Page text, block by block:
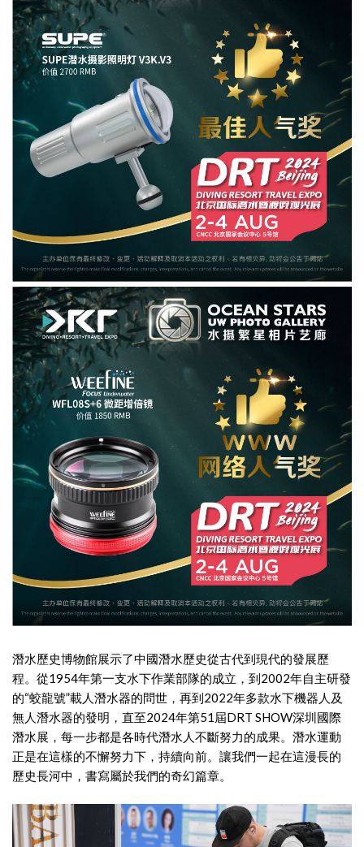
潛水歷史博物館展示了中國潛水歷史從古代到現代的發展歷
程。從1954年第一支水下作業部隊的成立，到2002年自主研發
的“蛟龍號”載人潛水器的問世，再到2022年多款水下機器人及
無人潛水器的發明，直至2024年第51屆DRT SHOW深圳國際
潛水展，每一步都是各時代潛水人不斷努力的成果。潛水運動
正是在這樣的不懈努力下，持續向前。讓我們一起在這漫長的
歷史長河中，書寫屬於我們的奇幻篇章。